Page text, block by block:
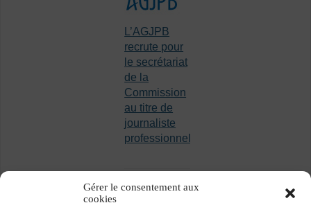
Gérer le consentement aux
cookies
L’AGJPB
recrute pour
le secrétariat
de la
Commission
au titre de
journaliste
professionnel